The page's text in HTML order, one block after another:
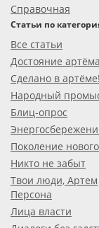
Справочная
Статьи по
Все статьи
Достояние артёма
Сделано в артёме!
Народный
Блиц-опрос
Поколение
Никто не забыт
Твои люди, Артем
Персона
Лица власти